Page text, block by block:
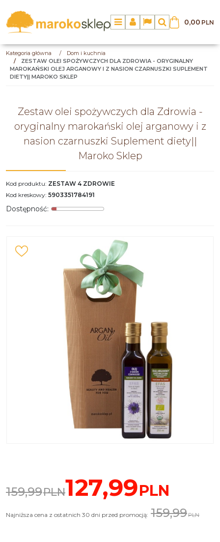
MenuPanelLangSzukaj
0,00 PLN
Kategoria główna /
Dom i kuchnia
/
ZESTAW OLEI SPOŻYWCZYCH DLA ZDROWIA - ORYGINALNY
MAROKAŃSKI OLEJ ARGANOWY I Z NASION CZARNUSZKI SUPLEMENT
DIETY|| MAROKO SKLEP
Zestaw olei spożywczych dla Zdrowia -
oryginalny marokański olej arganowy i z
nasion czarnuszki Suplement diety||
Maroko Sklep
Kod produktu: ZESTAW 4 ZDROWIE
Kod kreskowy: 5903351784191
Dostępność:
159,99PLN127,99PLN
Najniższa cena z ostatnich 30 dni przed promocją: 159,99PLN